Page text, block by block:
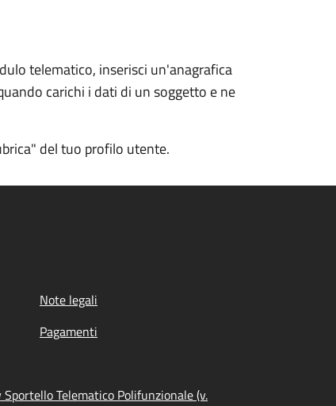
telematico, inserisci un'anagrafica
carichi i dati di un soggetto e ne
del tuo profilo utente.
Note legali
Pagamenti
Sportello Telematico Polifunzionale (v.